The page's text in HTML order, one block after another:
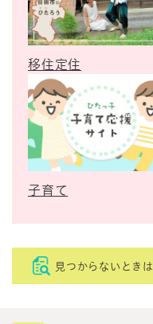
移住定住
子育て
見つからないときは